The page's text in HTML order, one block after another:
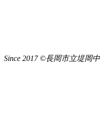
Since 2017 ©長岡市立堤岡